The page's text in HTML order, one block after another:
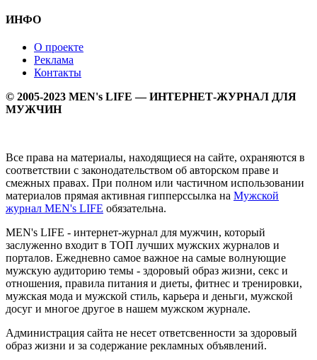
ИНФО
О проекте
Реклама
Контакты
© 2005-2023 MEN's LIFE — ИНТЕРНЕТ-ЖУРНАЛ ДЛЯ
МУЖЧИН
Все права на материалы, находящиеся на сайте, охраняются в
соответствии с законодательством об авторском праве и
смежных правах. При полном или частичном использовании
материалов прямая активная гипперссылка на Мужской
журнал MEN's LIFE обязательна.
MEN's LIFE - интернет-журнал для мужчин, который
заслуженно входит в ТОП лучших мужских журналов и
порталов. Ежедневно самое важное на самые волнующие
мужскую аудиторию темы - здоровый образ жизни, секс и
отношения, правила питания и диеты, фитнес и тренировки,
мужская мода и мужской стиль, карьера и деньги, мужской
досуг и многое другое в нашем мужском журнале.
Администрация сайта не несет ответсвенности за здоровый
образ жизни и за содержание рекламных объявлений.